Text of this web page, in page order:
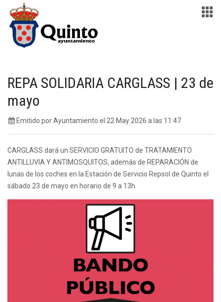
REPA SOLIDARIA CARGLASS | 23 de
mayo
Emitido por Ayuntamiento el 22 May 2026 a las 11:47
CARGLASS dará un SERVICIO GRATUITO de TRATAMIENTO
ANTILLUVIA Y ANTIMOSQUITOS, además de REPARACIÓN de
lunas de los coches en la Estación de Servicio Repsol de Quinto el
sábado 23 de mayo en horario de 9 a 13h.